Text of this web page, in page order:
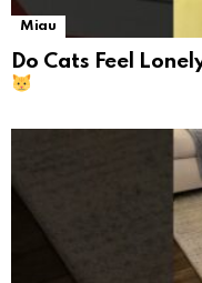
Miau
Do Cats Feel